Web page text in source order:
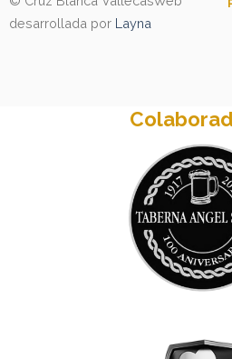
desarrollada por Layna